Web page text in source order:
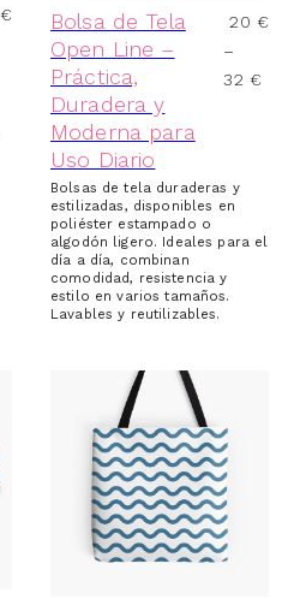
€
Bolsa de Tela
Open Line –
Práctica,
Duradera y
Moderna para
Uso Diario
20 €
–
32 €
Bolsas de tela duraderas y
estilizadas, disponibles en
poliéster estampado o
algodón ligero. Ideales para el
día a día, combinan
comodidad, resistencia y
estilo en varios tamaños.
Lavables y reutilizables.